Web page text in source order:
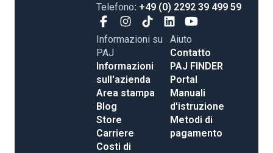
Telefono: +49 (0) 2292 39 499 59
Informazioni su
PAJ
Informazioni
sull'azienda
Area stampa
Blog
Store
Carriere
Costi di
Aiuto
Contatto
PAJ FINDER
Portal
Manuali
d'istruzione
Metodi di
pagamento